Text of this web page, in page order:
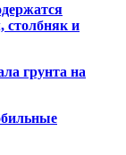
столбняк и
грунта на